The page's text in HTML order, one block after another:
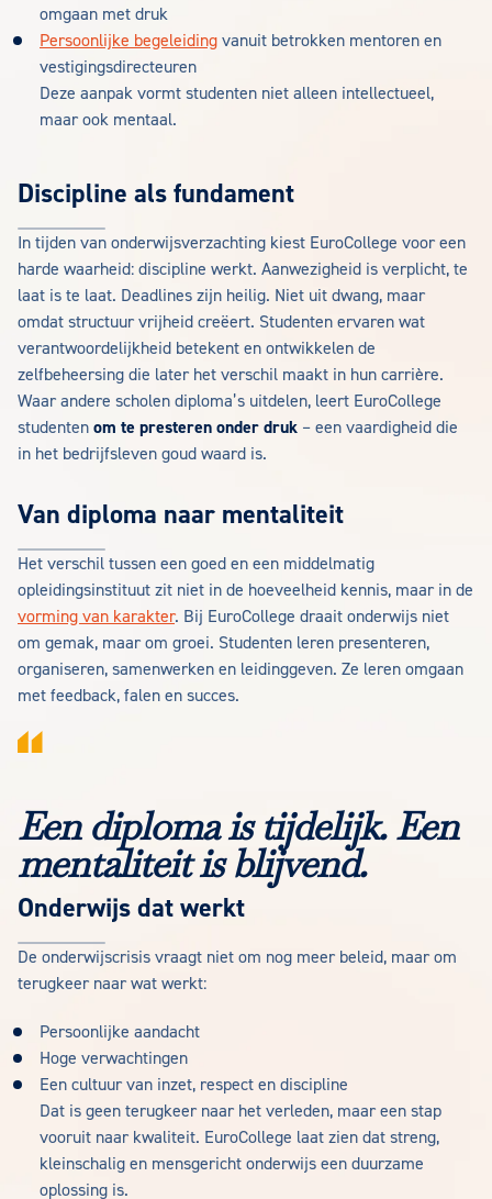
omgaan met druk
Persoonlijke begeleiding vanuit betrokken mentoren en
vestigingsdirecteuren
Deze aanpak vormt studenten niet alleen intellectueel,
maar ook mentaal.
Discipline als fundament
In tijden van onderwijsverzachting kiest EuroCollege voor een
harde waarheid: discipline werkt. Aanwezigheid is verplicht, te
laat is te laat. Deadlines zijn heilig. Niet uit dwang, maar
omdat structuur vrijheid creëert. Studenten ervaren wat
verantwoordelijkheid betekent en ontwikkelen de
zelfbeheersing die later het verschil maakt in hun carrière.
Waar andere scholen diploma’s uitdelen, leert EuroCollege
studenten om te presteren onder druk – een vaardigheid die
in het bedrijfsleven goud waard is.
Van diploma naar mentaliteit
Het verschil tussen een goed en een middelmatig
opleidingsinstituut zit niet in de hoeveelheid kennis, maar in de
vorming van karakter. Bij EuroCollege draait onderwijs niet
om gemak, maar om groei. Studenten leren presenteren,
organiseren, samenwerken en leidinggeven. Ze leren omgaan
met feedback, falen en succes.
Een diploma is tijdelijk. Een
mentaliteit is blijvend.
Onderwijs dat werkt
De onderwijscrisis vraagt niet om nog meer beleid, maar om
terugkeer naar wat werkt:
Persoonlijke aandacht
Hoge verwachtingen
Een cultuur van inzet, respect en discipline
Dat is geen terugkeer naar het verleden, maar een stap
vooruit naar kwaliteit. EuroCollege laat zien dat streng,
kleinschalig en mensgericht onderwijs een duurzame
oplossing is.